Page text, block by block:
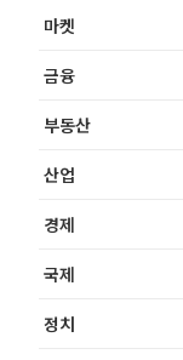
마켓
금융
부동산
산업
경제
국제
정치